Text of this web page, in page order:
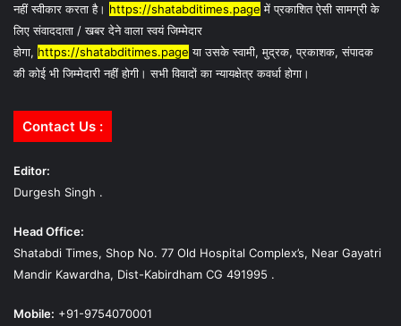
नहीं स्वीकार करता है। https://shatabditimes.page में प्रकाशित ऐसी सामग्री के
लिए संवाददाता / खबर देने वाला स्वयं जिम्मेदार
होगा, https://shatabditimes.page या उसके स्वामी, मुद्रक, प्रकाशक, संपादक
की कोई भी जिम्मेदारी नहीं होगी। सभी विवादों का न्यायक्षेत्र कवर्धा होगा।
Contact Us :
Editor:
Durgesh Singh .
Head Office:
Shatabdi Times, Shop No. 77 Old Hospital Complex’s, Near Gayatri
Mandir Kawardha, Dist-Kabirdham CG 491995 .
Mobile: +91-9754070001